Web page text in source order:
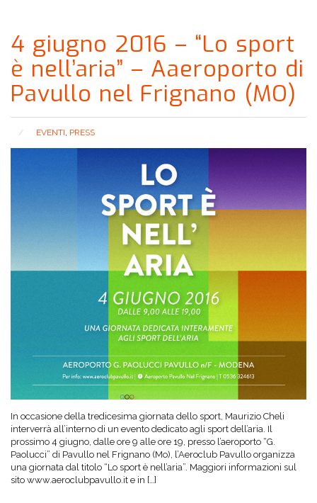
4 giugno 2016 – “Lo sport
è nell’aria” – Aaeroporto di
Pavullo nel Frignano (MO)
EVENTI, PRESS
In occasione della tredicesima giornata dello sport, Maurizio Cheli
interverrà all’interno di un evento dedicato agli sport dell’aria. Il
prossimo 4 giugno, dalle ore 9 alle ore 19, presso l’aeroporto “G.
Paolucci” di Pavullo nel Frignano (Mo), l’Aeroclub Pavullo organizza
una giornata dal titolo “Lo sport è nell’aria”. Maggiori informazioni sul
sito www.aeroclubpavullo.it e in […]